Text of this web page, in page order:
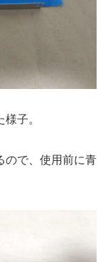
子。
ので、使用前に青